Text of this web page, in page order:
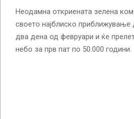
Неодамна откриената зелена
своето најблиско приближување
два дена од февруари и ќе
небо за прв пат по 50.000 години.